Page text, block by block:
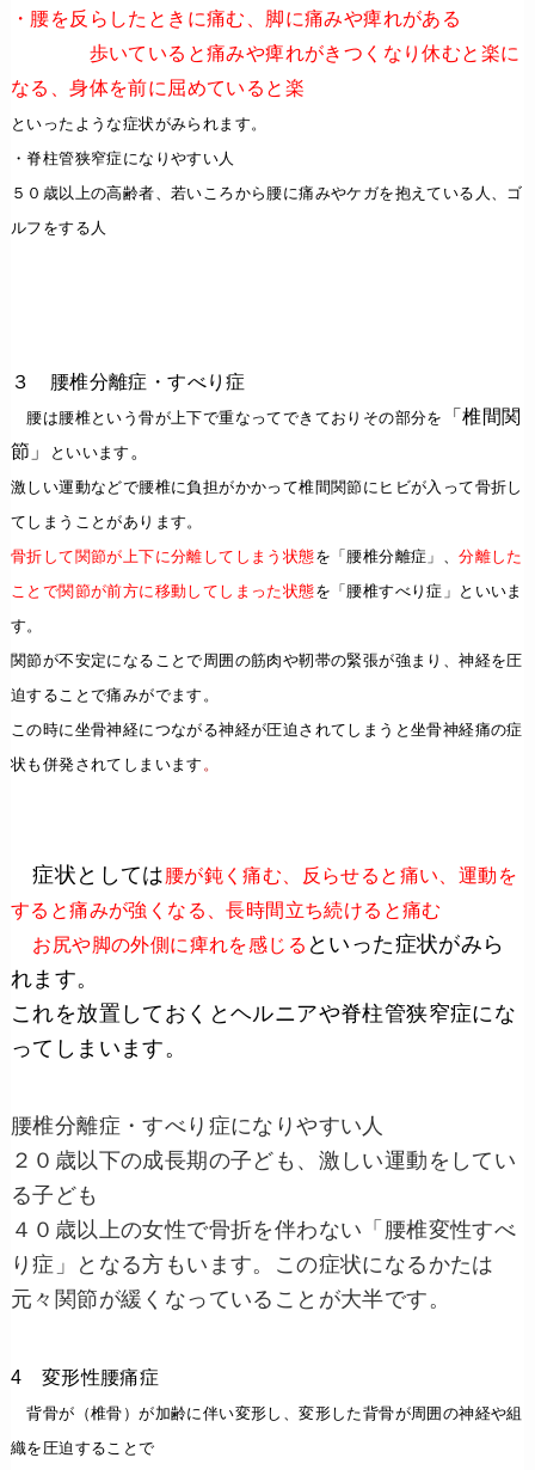
・腰を反らしたときに痛む、脚に痛みや痺れがある
歩いていると痛みや痺れがきつくなり休むと楽に
なる、身体を前に屈めていると楽
といったような症状がみられます。
・脊柱管狭窄症になりやすい人
５０歳以上の高齢者、若いころから腰に痛みやケガを抱えている人、ゴ
ルフをする人
３ 腰椎分離症・すべり症
腰は腰椎という骨が上下で重なってできておりその部分を
「椎間関
節」
といいます 。
激しい運動などで腰椎に負担がかかって椎間関節にヒビが入って骨折し
てしまうことがあります。
骨折して関節が上下に分離してしまう状態を「腰椎分離症」 、分離した
ことで関節が前方に移動してしまった状態を「腰椎すべり症」といいま
す。
関節が不安定になることで周囲の筋肉や靭帯の緊張が強まり、神経を圧
迫することで痛みがでます。
この時に坐骨神経につながる神経が圧迫されてしまうと坐骨神経痛の症
状も併発されてしまいます 。
症状 としては腰が鈍く痛む、反らせると痛い、運動を
すると痛みが強くなる、長時間立ち続けると痛む
お尻や脚の外側に痺れを感じる といった症状がみら
れます。
これを放置しておくとヘルニアや脊柱管狭窄症にな
ってしまいます。
腰椎分離症・すべり症になりやすい人
２０歳以下の成長期の子ども、激しい運動をしてい
る子ども
４０歳以上の女性で骨折を伴わない「腰椎変性すべ
り症」となる方もいます。この症状になるかたは
元々関節が緩くなっていることが大半です。
4 変形性腰痛症
背骨が（椎骨）が加齢に伴い変形し、変形した背骨が周囲の神経や組
織を圧迫することで